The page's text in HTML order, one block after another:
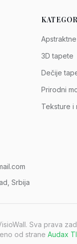
3D tapete
Dečije
Prirodni
Teksture i
Srbija
Sva prava
od strane Audax